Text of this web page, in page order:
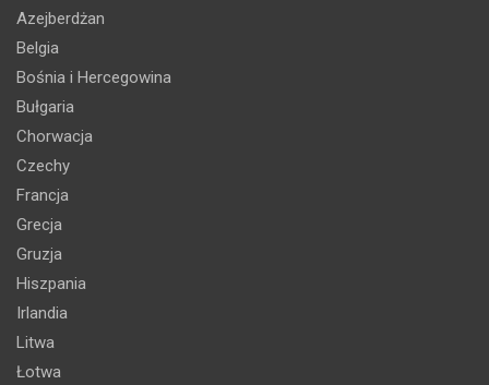
Azejberdżan
Belgia
Bośnia i Hercegowina
Bułgaria
Chorwacja
Czechy
Francja
Grecja
Gruzja
Hiszpania
Irlandia
Litwa
Łotwa